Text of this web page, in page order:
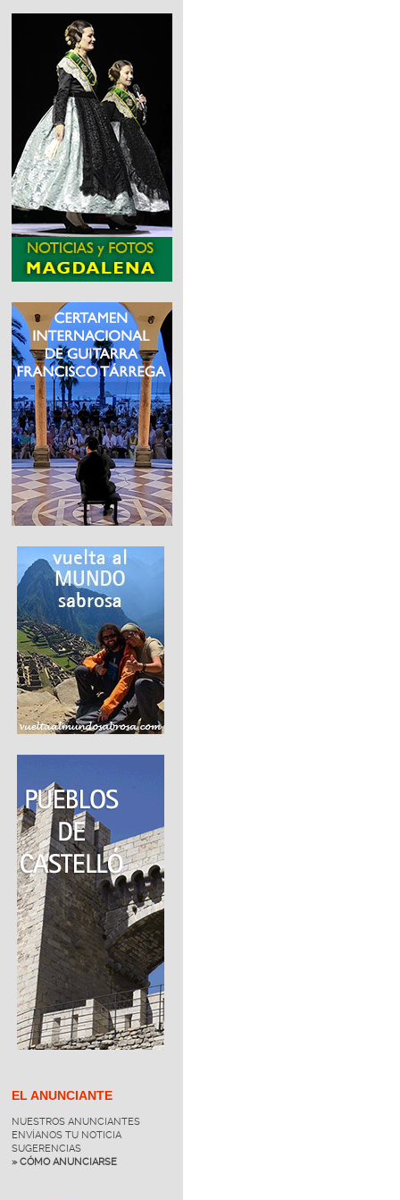
EL ANUNCIANTE
NUESTROS ANUNCIANTES
ENVÍANOS TU NOTICIA
SUGERENCIAS
» CÓMO ANUNCIARSE